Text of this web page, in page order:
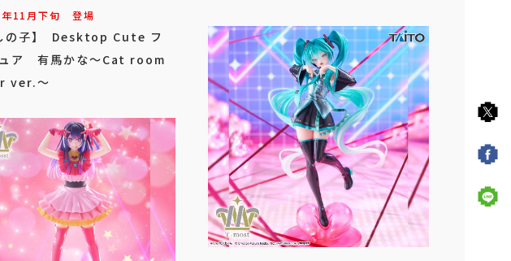
11月下旬 登場
の子】 Desktop Cute フ
ア 有馬かな～Cat room
ver.～